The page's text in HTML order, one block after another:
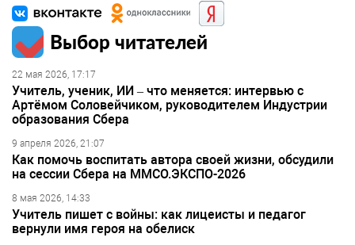
Выбор читателей
22 мая 2026, 17:17
Учитель, ученик, ИИ – что меняется: интервью с
Артёмом Соловейчиком, руководителем Индустрии
образования Сбера
9 апреля 2026, 21:07
Как помочь воспитать автора своей жизни, обсудили
на сессии Сбера на ММСО.ЭКСПО-2026
8 мая 2026, 14:33
Учитель пишет с войны: как лицеисты и педагог
вернули имя героя на обелиск